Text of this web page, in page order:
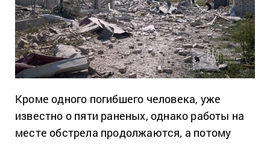
Кроме одного погибшего человека, уже
известно о пяти раненых, однако работы на
месте обстрела продолжаются, а потому